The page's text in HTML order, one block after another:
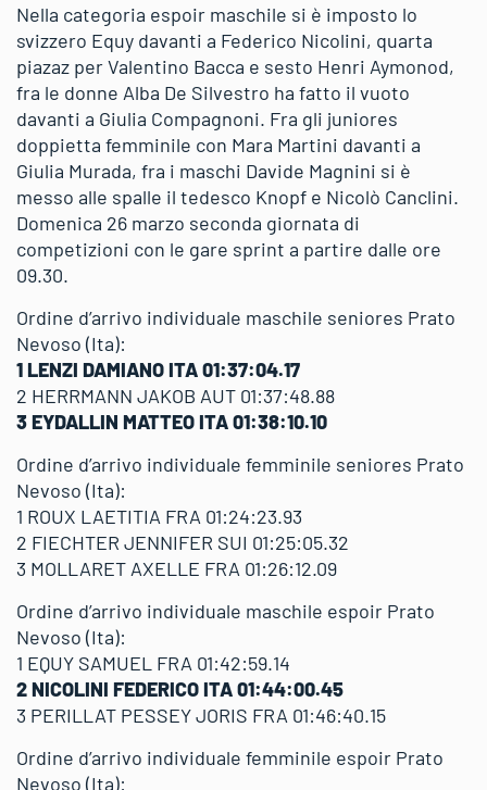
Nella categoria espoir maschile si è imposto lo
svizzero Equy davanti a Federico Nicolini, quarta
piazaz per Valentino Bacca e sesto Henri Aymonod,
fra le donne Alba De Silvestro ha fatto il vuoto
davanti a Giulia Compagnoni. Fra gli juniores
doppietta femminile con Mara Martini davanti a
Giulia Murada, fra i maschi Davide Magnini si è
messo alle spalle il tedesco Knopf e Nicolò Canclini.
Domenica 26 marzo seconda giornata di
competizioni con le gare sprint a partire dalle ore
09.30.
Ordine d’arrivo individuale maschile seniores Prato
Nevoso (Ita):
1 LENZI DAMIANO ITA 01:37:04.17
2 HERRMANN JAKOB AUT 01:37:48.88
3 EYDALLIN MATTEO ITA 01:38:10.10
Ordine d’arrivo individuale femminile seniores Prato
Nevoso (Ita):
1 ROUX LAETITIA FRA 01:24:23.93
2 FIECHTER JENNIFER SUI 01:25:05.32
3 MOLLARET AXELLE FRA 01:26:12.09
Ordine d’arrivo individuale maschile espoir Prato
Nevoso (Ita):
1 EQUY SAMUEL FRA 01:42:59.14
2 NICOLINI FEDERICO ITA 01:44:00.45
3 PERILLAT PESSEY JORIS FRA 01:46:40.15
Ordine d’arrivo individuale femminile espoir Prato
Nevoso (Ita):